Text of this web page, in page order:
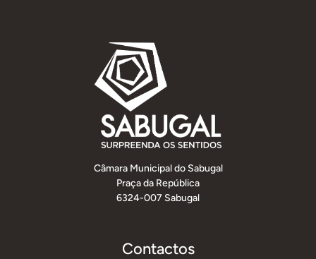
Câmara Municipal do Sabugal
Praça da República
6324-007 Sabugal
Contactos